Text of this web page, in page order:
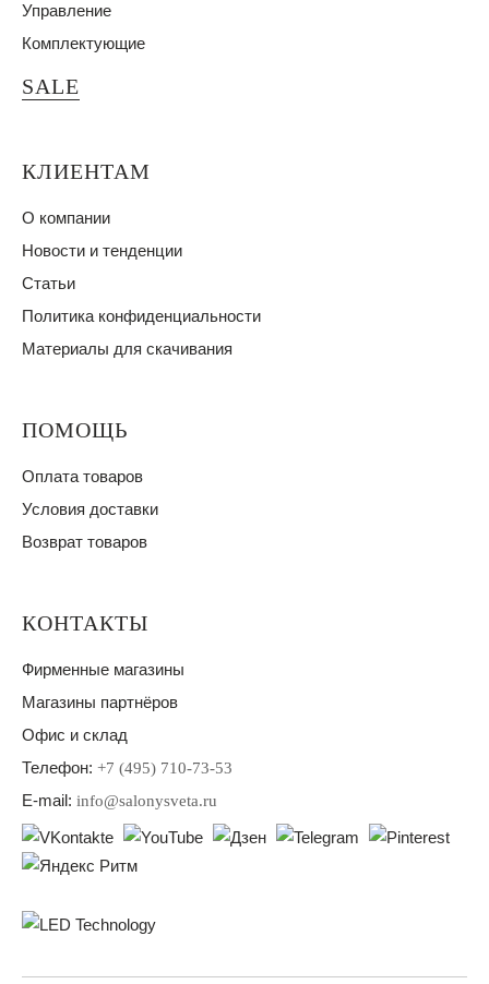
Управление
Комплектующие
SALE
КЛИЕНТАМ
О компании
Новости и тенденции
Статьи
Политика конфиденциальности
Материалы для скачивания
ПОМОЩЬ
Оплата товаров
Условия доставки
Возврат товаров
КОНТАКТЫ
Фирменные магазины
Магазины партнёров
Офис и склад
Телефон: +7 (495) 710-73-53
E-mail: info@salonysveta.ru